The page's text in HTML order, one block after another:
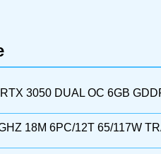
3050 DUAL OC 6GB
18M 6PC/12T 65/117W